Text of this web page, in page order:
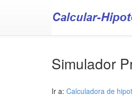
Simulador
Ir a: Calculadora de